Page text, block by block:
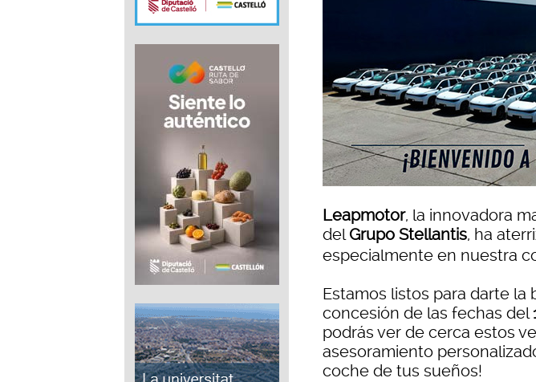
Leapmotor, la innovadora
delGrupo Stellantis, ha
especialmente en nuestra
Estamos listos para darte la
concesión de las fechas del
podrás ver de cerca estos
asesoramiento
coche de tus sueños!